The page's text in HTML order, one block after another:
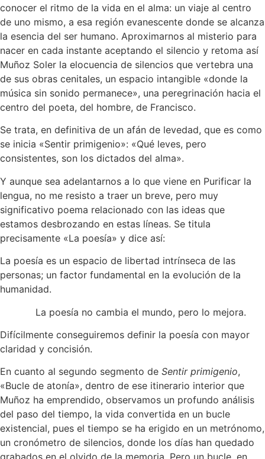
conocer el ritmo de la vida en el alma: un viaje al centro
de uno mismo, a esa región evanescente donde se alcanza
la esencia del ser humano. Aproximarnos al misterio para
nacer en cada instante aceptando el silencio y retoma así
Muñoz Soler la elocuencia de silencios que vertebra una
de sus obras cenitales, un espacio intangible «donde la
música sin sonido permanece», una peregrinación hacia el
centro del poeta, del hombre, de Francisco.
Se trata, en definitiva de un afán de levedad, que es como
se inicia «Sentir primigenio»: «Qué leves, pero
consistentes, son los dictados del alma».
Y aunque sea adelantarnos a lo que viene en Purificar la
lengua, no me resisto a traer un breve, pero muy
significativo poema relacionado con las ideas que
estamos desbrozando en estas líneas. Se titula
precisamente «La poesía» y dice así:
La poesía es un espacio de libertad intrínseca de las
personas; un factor fundamental en la evolución de la
humanidad.
La poesía no cambia el mundo, pero lo mejora.
Difícilmente conseguiremos definir la poesía con mayor
claridad y concisión.
En cuanto al segundo segmento de Sentir primigenio,
«Bucle de atonía», dentro de ese itinerario interior que
Muñoz ha emprendido, observamos un profundo análisis
del paso del tiempo, la vida convertida en un bucle
existencial, pues el tiempo se ha erigido en un metrónomo,
un cronómetro de silencios, donde los días han quedado